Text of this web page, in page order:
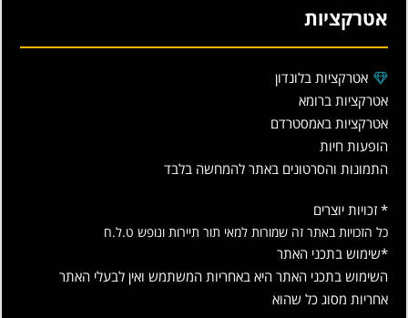
אטרקציות
אטרקציות בלונדון
אטרקציות ברומא
אטרקציות באמסטרדם
הופעות חיות
התמונות והסרטונים באתר להמחשה בלבד
* זכויות יוצרים
כל הזכויות באתר זה שמורות למאי תור תיירות ונופש ט.ל.ח
*שימוש בתכני האתר
השימוש בתכני האתר היא באחריות המשתמש ואין לבעלי האתר
אחריות מסוג כל שהוא